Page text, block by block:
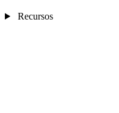
Recursos